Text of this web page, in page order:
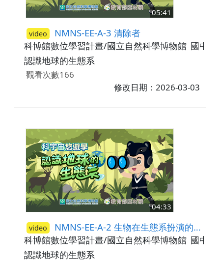
05:41
video NMNS-EE-A-3 清除者
科博館數位學習計畫/國立自然科學博物館 國中7-
認識地球的生態系
觀看次數166
修改日期：2026-03-03
04:33
video NMNS-EE-A-2 生物在生態系扮演的角色
科博館數位學習計畫/國立自然科學博物館 國中7-
認識地球的生態系